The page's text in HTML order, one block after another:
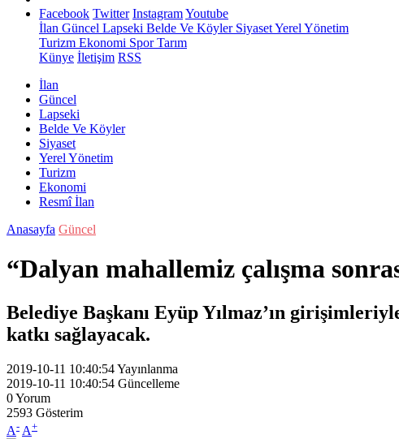
Facebook Twitter InstagramYoutube
İlan Güncel Lapseki Belde Ve KöylerSiyasetYerel Yönetim
Turizm Ekonomi SporTarım
Künye İletişim RSS
İlan
Güncel
Lapseki
Belde Ve Köyler
Siyaset
Yerel Yönetim
Turizm
Ekonomi
Resmî İlan
Anasayfa Güncel
“Dalyan mahallemiz çalışma
Belediye Başkanı Eyüp Yılmaz’ın
katkı sağlayacak.
2019-10-11 10:40:54Yayınlanma
2019-10-11 10:40:54 Güncelleme
0Yorum
2593 Gösterim
A- A+